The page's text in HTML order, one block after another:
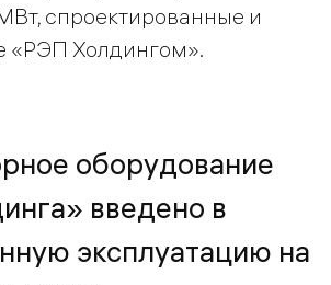
спроектированные и
«РЭП Холдингом».
оборудование
введено в
эксплуатацию на